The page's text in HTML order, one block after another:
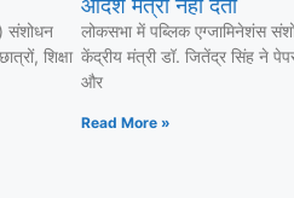
संशोधन
शिक्षा
लोकसभा में पब्लिक एग्जामिनेशंस
केंद्रीय मंत्री डॉ. जितेंद्र सिंह ने
और
Read More »